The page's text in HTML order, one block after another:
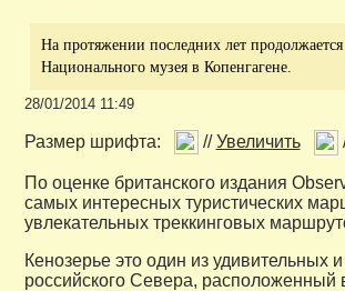
На протяжении последних лет продолжается
Национального музея в Копенгагене.
28/01/2014 11:49
Размер шрифта: //Увеличить
По оценке британского издания
самых интересных туристических
увлекательных треккинговых
Кенозерье это один из удивительных
российского Севера, расположенный